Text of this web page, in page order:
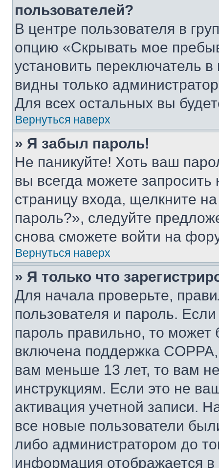
пользователей?
В центре пользователя в
опцию «Скрывать мое
установить переключатель
видны только
Для всех остальных вы
Вернуться наверх
» Я забыл пароль!
Не паникуйте! Хоть ваш
вы всегда можете
страницу входа, щелкните
пароль?», следуйте
снова сможете войти на
Вернуться наверх
» Я только что
Для начала проверьте,
пользователя и пароль.
пароль правильно, то может
включена поддержка
вам меньше 13 лет, то вам
инструкциям. Если это не
активация учетной записи.
все новые пользователи
либо администратором до
информация отображается